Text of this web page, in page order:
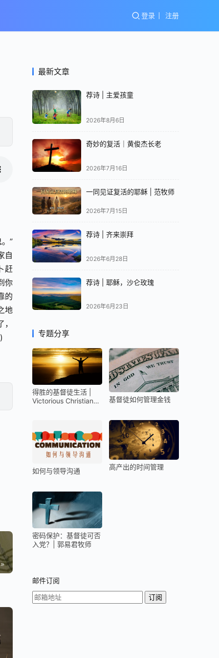
登录 注册
”
自
赶
你
的
地
最新文章
荐诗 | 主爱孩童
2026年8月6日
奇妙的复活｜黄俊杰长老
2026年7月16日
一同见证复活的耶稣 | 范牧师
2026年7月15日
荐诗 | 齐来崇拜
2026年6月28日
荐诗 | 耶稣，沙仑玫瑰
2026年6月23日
专题分享
得胜的基督徒生活 |
Victorious Christian
基督徒如何管理金钱
如何与领导沟通 高产出的时间管理
密码保护：基督徒可否
入党？| 郭易君牧师
邮件订阅